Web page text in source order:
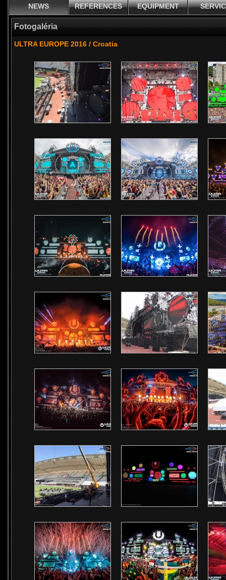
NEWS REFERENCES EQUIPMENT
Fotogaléria
ULTRA EUROPE 2016 / Croatia